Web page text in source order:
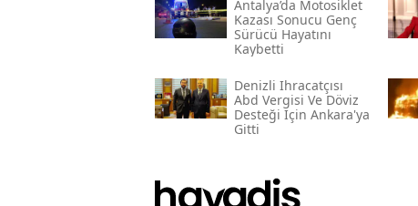
Antalya’da Motosiklet
Kazası Sonucu Genç
Sürücü Hayatını
Kaybetti
Denizli Ihracatçısı
Abd Vergisi Ve Döviz
Desteği Için Ankara'ya
Gitti